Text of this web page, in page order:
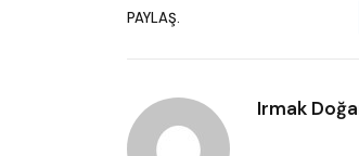
PAYLAŞ.
Irmak